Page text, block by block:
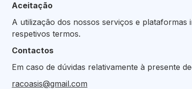
Aceitação
A utilização dos nossos serviços e
respetivos termos.
Contactos
Em caso de dúvidas relativamente à presente
racoasis@gmail.com